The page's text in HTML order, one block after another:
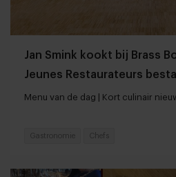
Jan Smink kookt bij Brass
Jeunes Restaurateurs
Menu van de dag | Kort culinair
Gastronomie Chefs